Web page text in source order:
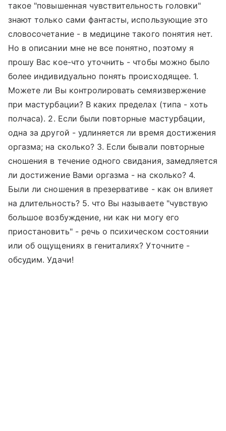
такое "повышенная чувствительность головки"
знают только сами фантасты, использующие это
словосочетание - в медицине такого понятия нет.
Но в описании мне не все понятно, поэтому я
прошу Вас кое-что уточнить - чтобы можно было
более индивидуально понять происходящее. 1.
Можете ли Вы контролировать семяизвержение
при мастурбации? В каких пределах (типа - хоть
полчаса). 2. Если были повторные мастурбации,
одна за другой - удлиняется ли время достижения
оргазма; на сколько? 3. Если бывали повторные
сношения в течение одного свидания, замедляется
ли достижение Вами оргазма - на сколько? 4.
Были ли сношения в презервативе - как он влияет
на длительность? 5. что Вы называете "чувствую
большое возбуждение, ни как ни могу его
приостановить" - речь о психическом состоянии
или об ощущениях в гениталиях? Уточните -
обсудим. Удачи!